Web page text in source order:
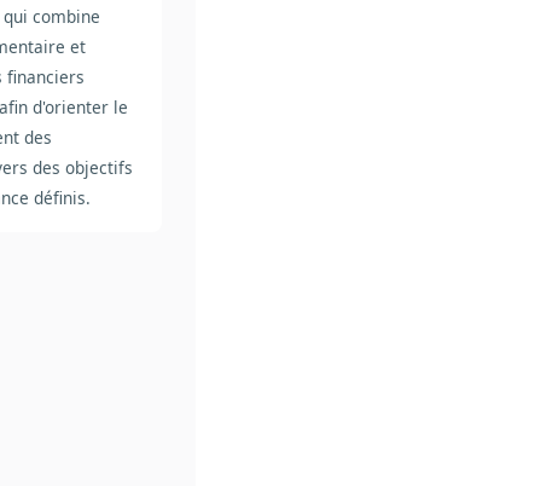
combine
et
financiers
d'orienter le
des
des objectifs
définis.